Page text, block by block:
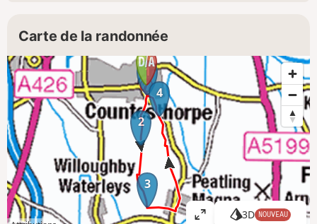
Carte de la randonnée
1
2
3
4
A
3D NOUVEAU